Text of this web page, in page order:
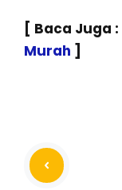
[ Baca Juga :
Murah ]